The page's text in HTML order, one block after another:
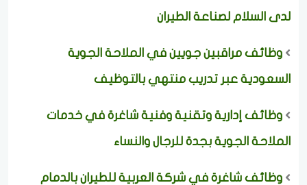
لدى السلام لصناعة الطيران
وظائف مراقبين جويين في الملاحة الجوية
السعودية عبر تدريب منتهي بالتوظيف
وظائف إدارية وتقنية وفنية شاغرة في خدمات
الملاحة الجوية بجدة للرجال والنساء
وظائف شاغرة في شركة العربية للطيران بالدمام